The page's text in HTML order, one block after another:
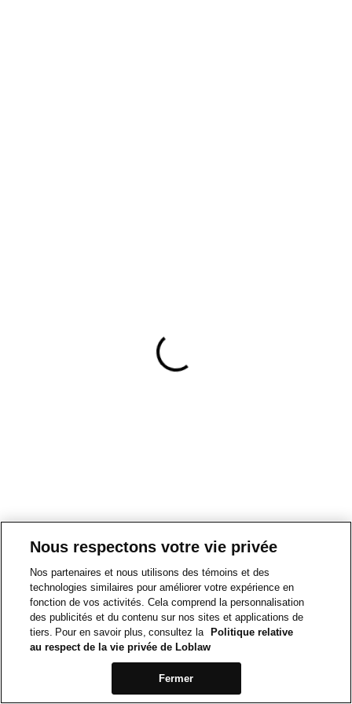
Nous respectons votre vie privée
Nos partenaires et nous utilisons des témoins et des
technologies similaires pour améliorer votre expérience en
fonction de vos activités. Cela comprend la personnalisation
des publicités et du contenu sur nos sites et applications de
tiers. Pour en savoir plus, consultez la
Politique relative
au respect de la vie privée de Loblaw
Fermer